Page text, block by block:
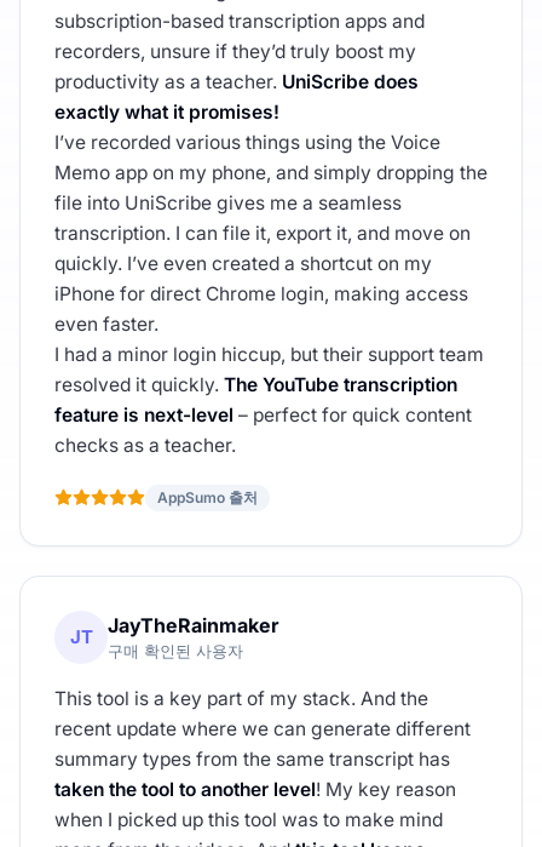
subscription-based transcription apps and
recorders, unsure if they’d truly boost my
productivity as a teacher. UniScribe does
exactly what it promises!
I’ve recorded various things using the Voice
Memo app on my phone, and simply dropping the
file into UniScribe gives me a seamless
transcription. I can file it, export it, and move on
quickly. I’ve even created a shortcut on my
iPhone for direct Chrome login, making access
even faster.
I had a minor login hiccup, but their support team
resolved it quickly. The YouTube transcription
feature is next-level – perfect for quick content
checks as a teacher.
AppSumo 출처
JT JayTheRainmaker
구매 확인된 사용자
This tool is a key part of my stack. And the
recent update where we can generate different
summary types from the same transcript has
taken the tool to another level! My key reason
when I picked up this tool was to make mind